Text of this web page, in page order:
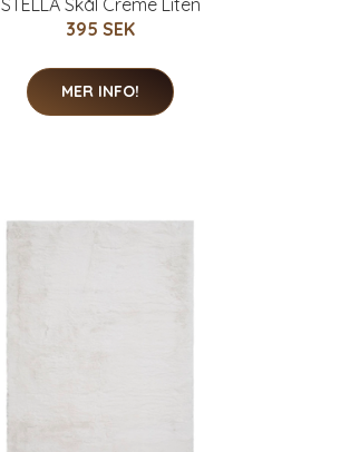
395 SEK
MER INFO!